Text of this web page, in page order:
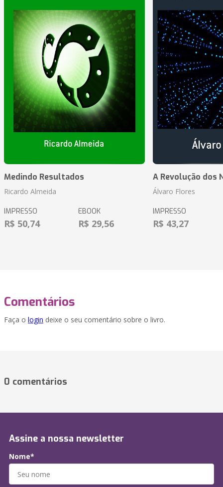
Medindo Resultados
Ricardo Almeida
IMPRESSO
R$ 50,74
EBOOK
R$ 29,56
A Revolução dos
Álvaro Flores
IMPRESSO
R$ 43,27
Comentários
Faça o login deixe o seu comentário sobre o livro.
0 comentários
Assine a nossa newsletter
Nome*